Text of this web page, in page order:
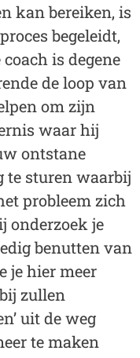
kan bereiken, is
begeleidt,
is degene
de loop van
om zijn
waar hij
ontstane
sturen waarbij
probleem zich
onderzoek je
benutten van
je hier meer
zullen
uit de weg
te maken